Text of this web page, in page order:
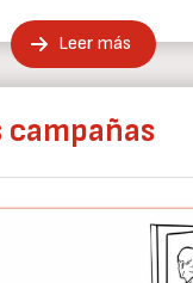
Leer más
campañas